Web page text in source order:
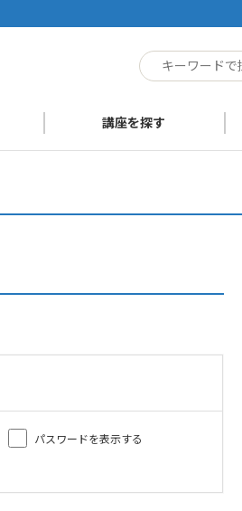
講座を探す
パスワードを表示する